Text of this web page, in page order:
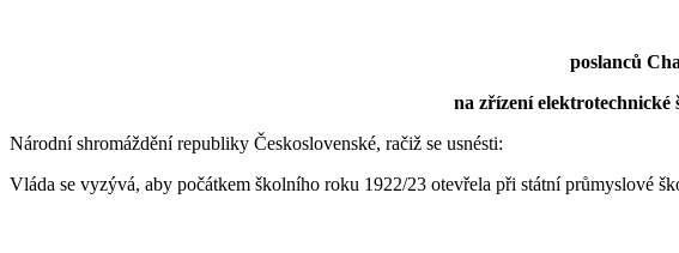
poslanců
na zřízení
Národní shromáždění republiky Československé, račiž se usnésti:
Vláda se vyzývá, aby počátkem školního roku 1922/23 otevřela při státní průmyslové